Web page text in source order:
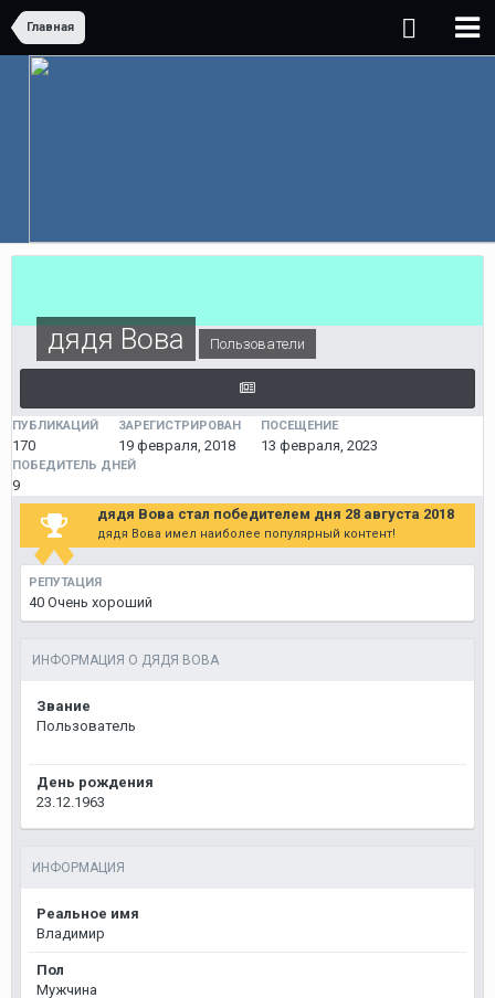
Главная
дядя Вова Пользователи
ПУБЛИКАЦИЙ
170
ЗАРЕГИСТРИРОВАН
19 февраля, 2018
ПОСЕЩЕНИЕ
13 февраля, 2023
ПОБЕДИТЕЛЬ ДНЕЙ
9
дядя Вова стал победителем дня 28 августа 2018
дядя Вова имел наиболее популярный контент!
РЕПУТАЦИЯ
40 Очень хороший
ИНФОРМАЦИЯ О ДЯДЯ ВОВА
Звание
Пользователь
День рождения
23.12.1963
ИНФОРМАЦИЯ
Реальное имя
Владимир
Пол
Мужчина